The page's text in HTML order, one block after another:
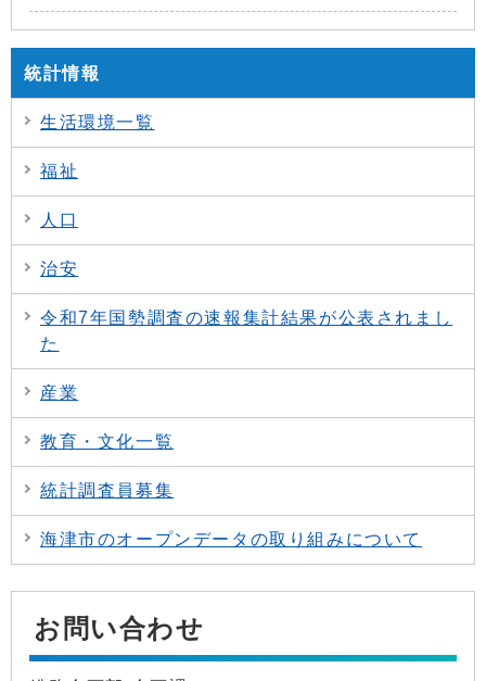
統計情報
生活環境一覧
福祉
人口
治安
令和7年国勢調査の速報集計結果が公表されまし
た
産業
教育・文化一覧
統計調査員募集
海津市のオープンデータの取り組みについて
お問い合わせ